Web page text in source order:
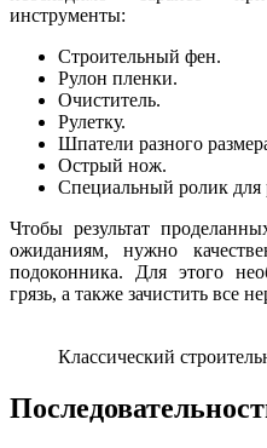
инструменты:
Строительный фен.
Рулон пленки.
Очиститель.
Рулетку.
Шпатели разного
Острый нож.
Специальный ролик для
Чтобы результат
ожиданиям, нужно
подоконника. Для этого
грязь, а также зачистить все
Классический